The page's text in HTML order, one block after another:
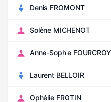
Denis FROMONT
Solène MICHENOT
Anne-Sophie FOURCROY
Laurent BELLOIR
Ophélie FROTIN